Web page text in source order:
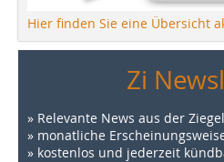
Hier finden Sie eine Übersicht
Zi
» Relevante News aus der
» monatliche
» kostenlos und jederzeit